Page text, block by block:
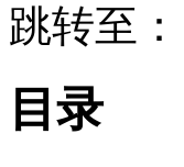
跳转至：
目录